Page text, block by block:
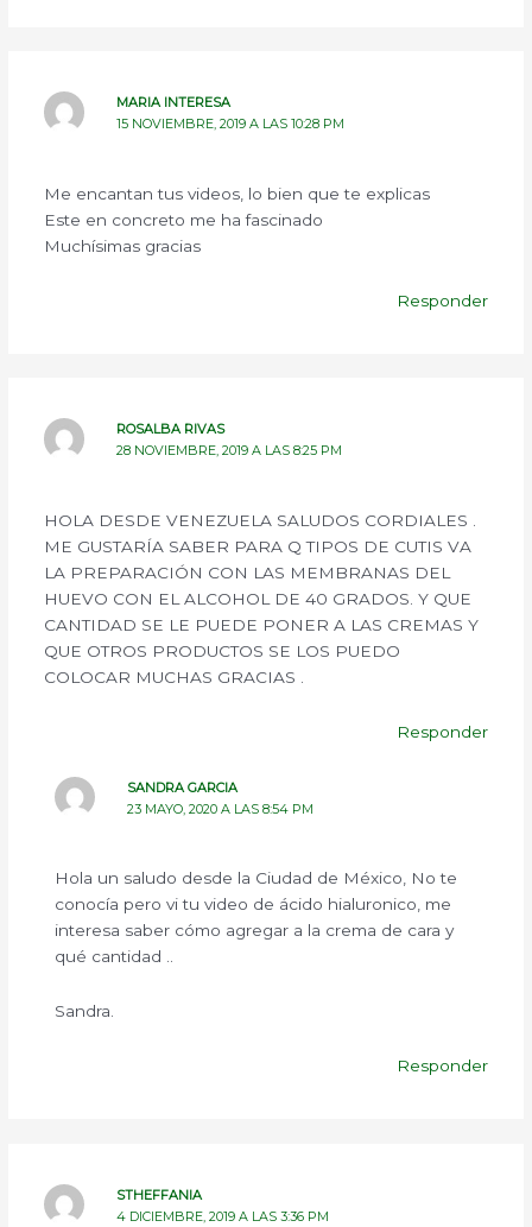
MARIA INTERESA
15 NOVIEMBRE, 2019 A LAS 10:28 PM
Me encantan tus videos, lo bien que te explicas
Este en concreto me ha fascinado
Muchísimas gracias
Responder
ROSALBA RIVAS
28 NOVIEMBRE, 2019 A LAS 8:25 PM
HOLA DESDE VENEZUELA SALUDOS CORDIALES .
ME GUSTARÍA SABER PARA Q TIPOS DE CUTIS VA
LA PREPARACIÓN CON LAS MEMBRANAS DEL
HUEVO CON EL ALCOHOL DE 40 GRADOS. Y QUE
CANTIDAD SE LE PUEDE PONER A LAS CREMAS Y
QUE OTROS PRODUCTOS SE LOS PUEDO
COLOCAR MUCHAS GRACIAS .
Responder
SANDRA GARCIA
23 MAYO, 2020 A LAS 8:54 PM
Hola un saludo desde la Ciudad de México, No te
conocía pero vi tu video de ácido hialuronico, me
interesa saber cómo agregar a la crema de cara y
qué cantidad ..
Sandra.
Responder
STHEFFANIA
4 DICIEMBRE, 2019 A LAS 3:36 PM